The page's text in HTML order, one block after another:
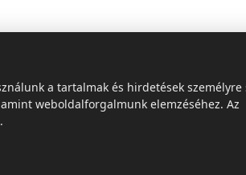
és szállítás Tech = Kedvező ár
a tartalmak és hirdetések személyre
weboldalforgalmunk elemzéséhez. Az